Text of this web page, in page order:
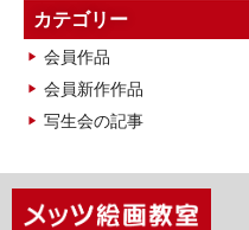
カ
イ
ブ
カテゴリー
会員作品
会員新作作品
写生会の記事